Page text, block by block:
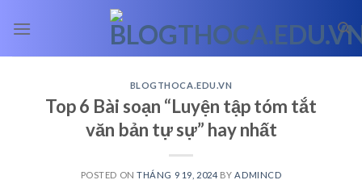
BLOGTHOCA.EDU.VN
Top 6 Bài soạn “Luyện tập tóm tắt
văn bản tự sự” hay nhất
POSTED ONTHÁNG 9 19, 2024 BY ADMINCD